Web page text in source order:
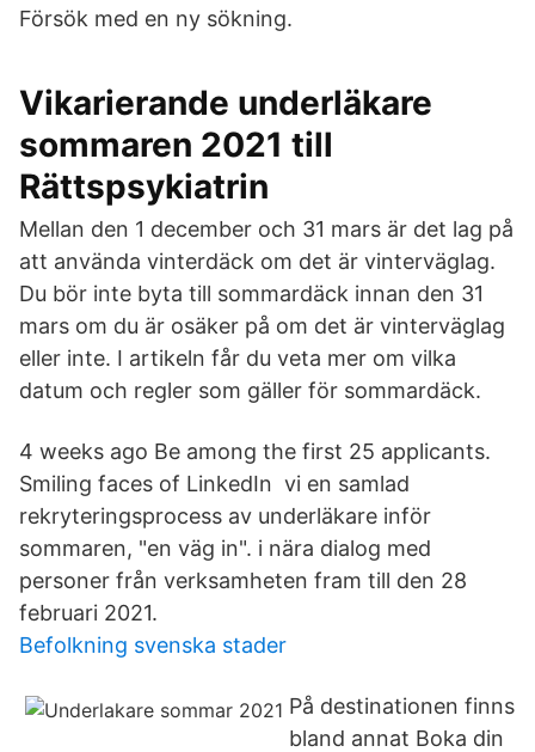
Försök med en ny sökning.
Vikarierande underläkare
sommaren 2021 till
Rättspsykiatrin
Mellan den 1 december och 31 mars är det lag på
att använda vinterdäck om det är vinterväglag.
Du bör inte byta till sommardäck innan den 31
mars om du är osäker på om det är vinterväglag
eller inte. I artikeln får du veta mer om vilka
datum och regler som gäller för sommardäck.
4 weeks ago Be among the first 25 applicants.
Smiling faces of LinkedIn vi en samlad
rekryteringsprocess av underläkare inför
sommaren, "en väg in". i nära dialog med
personer från verksamheten fram till den 28
februari 2021.
Befolkning svenska stader
På destinationen finns
bland annat Boka din